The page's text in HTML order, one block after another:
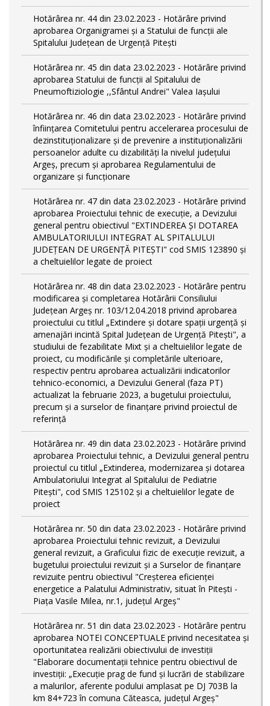
Hotărârea nr. 44 din 23.02.2023 - Hotărâre privind
aprobarea Organigramei și a Statului de funcții ale
Spitalului Județean de Urgență Pitești
Hotărârea nr. 45 din data 23.02.2023 - Hotărâre privind
aprobarea Statului de funcții al Spitalului de
Pneumoftiziologie ,,Sfântul Andrei" Valea Iașului
Hotărârea nr. 46 din data 23.02.2023 - Hotărâre privind
înființarea Comitetului pentru accelerarea procesului de
dezinstituționalizare şi de prevenire a instituționalizării
persoanelor adulte cu dizabilități la nivelul județului
Argeș, precum și aprobarea Regulamentului de
organizare și funcționare
Hotărârea nr. 47 din data 23.02.2023 - Hotărâre privind
aprobarea Proiectului tehnic de execuţie, a Devizului
general pentru obiectivul "EXTINDEREA ȘI DOTAREA
AMBULATORIULUI INTEGRAT AL SPITALULUI
JUDEȚEAN DE URGENȚĂ PITEȘTI" cod SMIS 123890 și
a cheltuielilor legate de proiect
Hotărârea nr. 48 din data 23.02.2023 - Hotărâre pentru
modificarea și completarea Hotărârii Consiliului
Județean Argeș nr. 103/12.04.2018 privind aprobarea
proiectului cu titlul „Extindere și dotare spații urgență și
amenajări incintă Spital Județean de Urgență Pitești", a
studiului de fezabilitate Mixt și a cheltuielilor legate de
proiect, cu modificările și completările ulterioare,
respectiv pentru aprobarea actualizării indicatorilor
tehnico-economici, a Devizului General (faza PT)
actualizat la februarie 2023, a bugetului proiectului,
precum și a surselor de finanțare privind proiectul de
referință
Hotărârea nr. 49 din data 23.02.2023 - Hotărâre privind
aprobarea Proiectului tehnic, a Devizului general pentru
proiectul cu titlul „Extinderea, modernizarea și dotarea
Ambulatoriului Integrat al Spitalului de Pediatrie
Pitești", cod SMIS 125102 și a cheltuielilor legate de
proiect
Hotărârea nr. 50 din data 23.02.2023 - Hotărâre privind
aprobarea Proiectului tehnic revizuit, a Devizului
general revizuit, a Graficului fizic de execuţie revizuit, a
bugetului proiectului revizuit și a Surselor de finanțare
revizuite pentru obiectivul "Creşterea eficienţei
energetice a Palatului Administrativ, situat în Piteşti -
Piaţa Vasile Milea, nr.1, judeţul Argeş"
Hotărârea nr. 51 din data 23.02.2023 - Hotărâre pentru
aprobarea NOTEI CONCEPTUALE privind necesitatea și
oportunitatea realizării obiectivului de investiții
"Elaborare documentații tehnice pentru obiectivul de
investiţii: „Execuție prag de fund și lucrări de stabilizare
a malurilor, aferente podului amplasat pe DJ 703B la
km 84+723 în comuna Căteasca, județul Argeș"